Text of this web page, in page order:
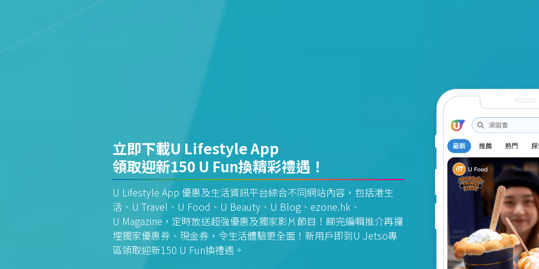
立即下載U Lifestyle App
領取迎新150 U Fun換精彩禮遇！
U Lifestyle App 優惠及生活資訊平台綜合不同網站內容，包括港生
活、U Travel、U Food、U Beauty、U Blog、ezone.hk、
U Magazine，定時放送超強優惠及獨家影片節目！睇完編輯推介再攞
埋獨家優惠券、現金券，令生活體驗更全面！新用戶即到U Jetso專
區領取迎新150 U Fun換禮遇。